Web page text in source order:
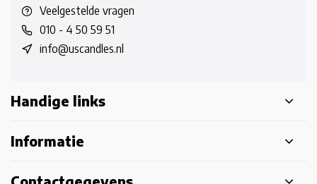
Veelgestelde vragen
010 - 4 50 59 51
info@uscandles.nl
Handige links
Informatie